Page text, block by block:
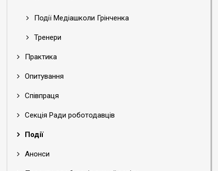
Події Медіашколи Грінченка
Тренери
Практика
Опитування
Співпраця
Секція Ради роботодавців
Події
Анонси